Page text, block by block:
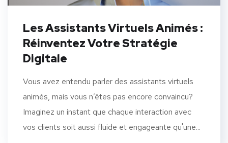
Les Assistants Virtuels Animés :
Réinventez Votre Stratégie
Digitale
Vous avez entendu parler des assistants virtuels
animés, mais vous n’êtes pas encore convaincu?
Imaginez un instant que chaque interaction avec
vos clients soit aussi fluide et engageante qu'une...